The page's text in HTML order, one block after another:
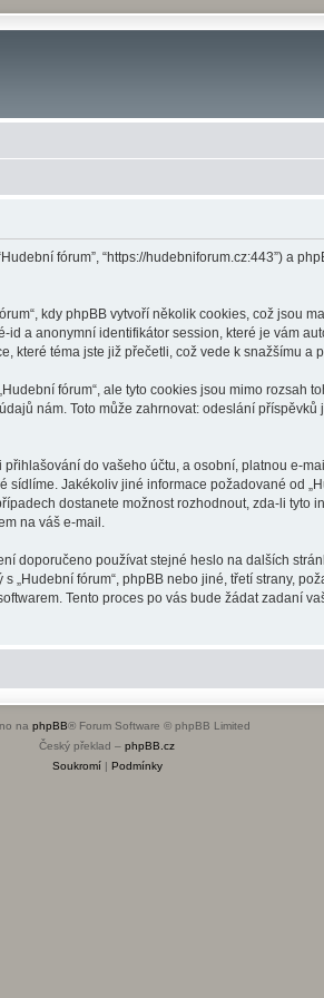
fórum”, “https://hudebniforum.cz:443”) a
kdy phpBB vytvoří několik cookies, což jsou
a anonymní identifikátor session, které je vám
které téma jste již přečetli, což vede k snažšímu a
fórum“, ale tyto cookies jsou mimo rozsah
nám. Toto může zahrnovat: odeslání
do vašeho účtu, a osobní, platnou e-
Jakékoliv jiné informace požadované od
dostanete možnost rozhodnout, zda-li tyto
na váš e-mail.
doporučeno používat stejné heslo na dalších
„Hudební fórum“, phpBB nebo jiné, třetí strany,
Tento proces po vás bude žádat zadaní
na phpBB® Forum Software © phpBB Limited
Český překlad – phpBB.cz
Soukromí| Podmínky